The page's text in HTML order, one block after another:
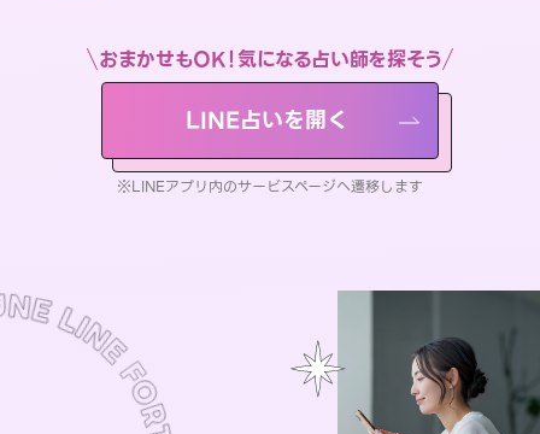
おまかせもOK！気になる占い師を探そう
LINE占いを開く
※LINEアプリ内のサービスページへ遷移します